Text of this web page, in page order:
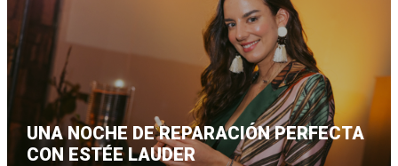
UNA NOCHE DE REPARACIÓN PERFECTA
CON ESTÉE LAUDER